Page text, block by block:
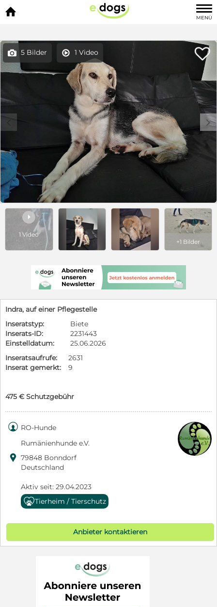

MENÜ
 5 Bilder  1 Video 
d

1 Video
+1 Bilder
Indra, auf einer Pflegestelle
Inseratstyp:
Biete
Inserats-ID:
2231443
Einstelldatum:
25.06.2026
Inseratsaufrufe:
2631
Inserat gemerkt:
9
475 € Schutzgebühr
 RO-Hunde
Rumänienhunde e.V.
 79848 Bonndorf
Deutschland
Aktiv seit: 29.04.2023
Tierheim / Tierschutz
Anbieter kontaktieren